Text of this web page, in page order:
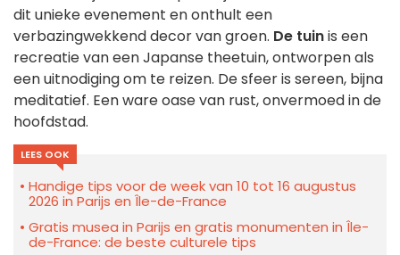
dit unieke evenement en onthult een
verbazingwekkend decor van groen. De tuinis een
recreatie van een Japanse theetuin, ontworpen als
een uitnodiging om te reizen. De sfeer is sereen, bijna
meditatief. Een ware oase van rust, onvermoed in de
hoofdstad.
LEES OOK
Handige tips voor de week van 10 tot 16 augustus
2026 in Parijs en Île-de-France
Gratis musea in Parijs en gratis monumenten in Île-
de-France: de beste culturele tips